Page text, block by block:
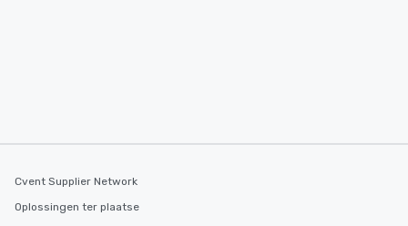
Cvent Supplier Network
Oplossingen ter plaatse